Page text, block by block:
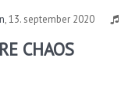
,13. september 2020
CHAOS